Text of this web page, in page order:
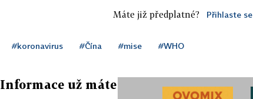
Máte již předplatné? Přihlaste se
#koronavirus #Čína #mise #WHO
Informace už máte